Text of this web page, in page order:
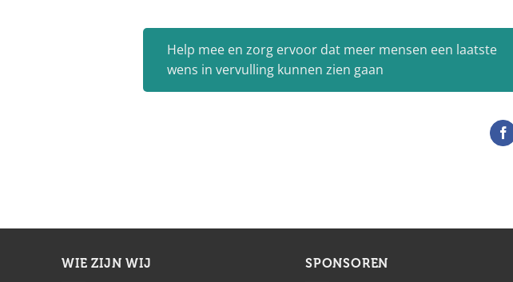
Help mee en zorg ervoor dat meer mensen een laatste
wens in vervulling kunnen zien gaan
WIE ZIJN WIJ SPONSOREN